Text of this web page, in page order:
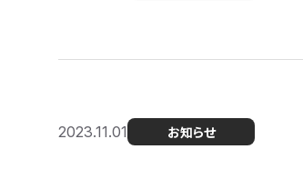
2023.11.01 お知らせ